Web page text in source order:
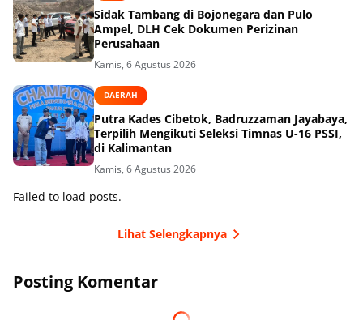
Sidak Tambang di Bojonegara dan Pulo
Ampel, DLH Cek Dokumen Perizinan
Perusahaan
Kamis, 6 Agustus 2026
DAERAH
Putra Kades Cibetok, Badruzzaman Jayabaya,
Terpilih Mengikuti Seleksi Timnas U-16 PSSI,
di Kalimantan
Kamis, 6 Agustus 2026
Failed to load posts.
Lihat Selengkapnya
Posting Komentar